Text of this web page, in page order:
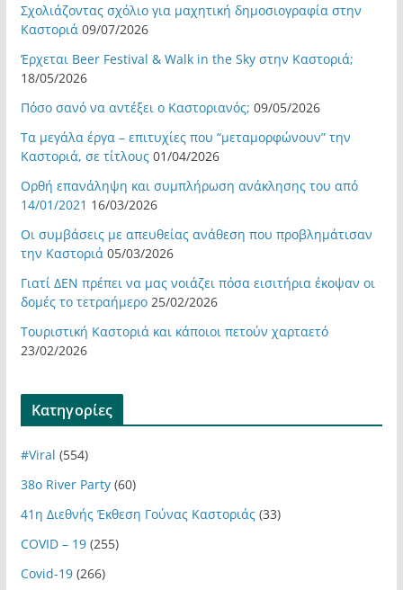
Σχολιάζοντας σχόλιο για μαχητική δημοσιογραφία στην
Καστοριά 09/07/2026
Έρχεται Beer Festival & Walk in the Sky στην Καστοριά;
18/05/2026
Πόσο σανό να αντέξει ο Καστοριανός; 09/05/2026
Τα μεγάλα έργα – επιτυχίες που “μεταμορφώνουν” την
Καστοριά, σε τίτλους 01/04/2026
Ορθή επανάληψη και συμπλήρωση ανάκλησης του από
14/01/2021 16/03/2026
Οι συμβάσεις με απευθείας ανάθεση που προβλημάτισαν
την Καστοριά 05/03/2026
Γιατί ΔΕΝ πρέπει να μας νοιάζει πόσα εισιτήρια έκοψαν οι
δομές το τετραήμερο 25/02/2026
Τουριστική Καστοριά και κάποιοι πετούν χαρταετό
23/02/2026
Kατηγορίες
#Viral (554)
38ο River Party(60)
41η Διεθνής Έκθεση Γούνας Καστοριάς(33)
COVID – 19(255)
Covid-19(266)